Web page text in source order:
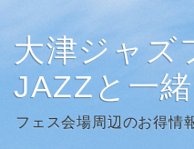
大津ジャズ
JAZZと一
フェス会場周辺のお得情